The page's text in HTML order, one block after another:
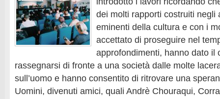
dei molti rapporti costruiti negli
eminenti della cultura e con i
accettato di proseguire nel
approfondimenti, hanno dato il
rassegnarsi di fronte a una società dalle molte
sull’uomo e hanno consentito di ritrovare una
Uomini, divenuti amici, quali Andrè Chouraqui,